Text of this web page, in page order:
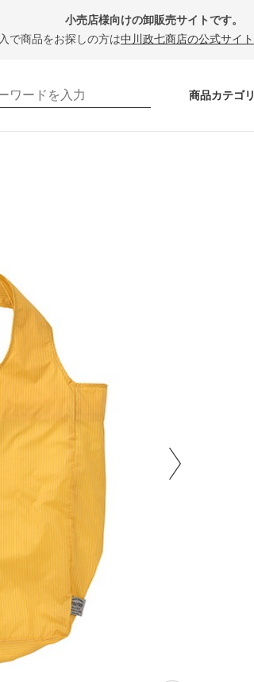
小売店様向けの卸販売サイトです。
で商品をお探しの方は中川政七商店の公式サイト
商品カテゴリ